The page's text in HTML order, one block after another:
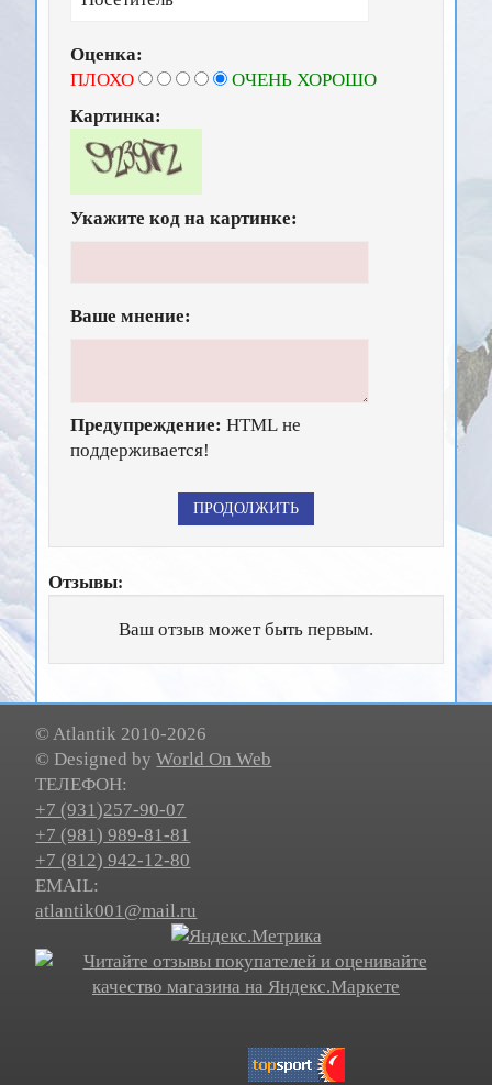
Оценка:
ПЛОХО
ОЧЕНЬ ХОРОШО
Картинка:
Укажите код на картинке:
Ваше мнение:
Предупреждение: HTML не
поддерживается!
Отзывы:
Ваш отзыв может быть первым.
© Atlantik 2010-2026
© Designed byWorld On Web
ТЕЛЕФОН:
+7 (931)257-90-07
+7 (981) 989-81-81
+7 (812) 942-12-80
EMAIL:
atlantik001@mail.ru